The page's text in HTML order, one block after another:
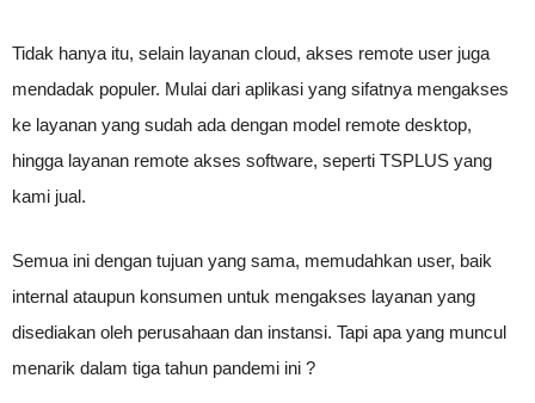
Tidak hanya itu, selain layanan cloud, akses remote user juga
mendadak populer. Mulai dari aplikasi yang sifatnya mengakses
ke layanan yang sudah ada dengan model remote desktop,
hingga layanan remote akses software, seperti TSPLUS yang
kami jual.
Semua ini dengan tujuan yang sama, memudahkan user, baik
internal ataupun konsumen untuk mengakses layanan yang
disediakan oleh perusahaan dan instansi. Tapi apa yang muncul
menarik dalam tiga tahun pandemi ini ?